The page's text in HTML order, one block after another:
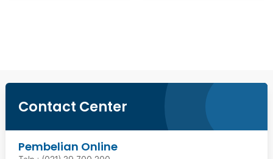
Contact Center
Pembelian Online